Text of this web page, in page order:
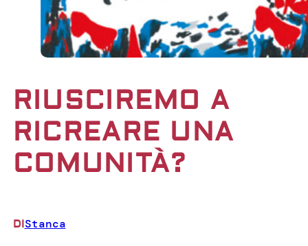
RIUSCIREMO A
RICREARE UNA
COMUNITÀ?
DIStanca